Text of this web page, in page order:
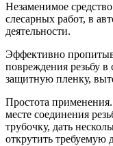
Незаменимое
слесарных работ, в
деятельности.
Эффективно
повреждения резьбу в
защитную пленку,
Простота
месте соединения
трубочку, дать
открутить требуемую